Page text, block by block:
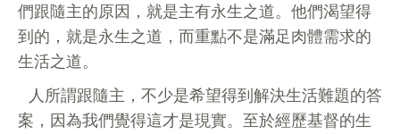
們跟隨主的原因，就是主有永生之道。他們渴望得
到的，就是永生之道，而重點不是滿足肉體需求的
生活之道。
人所謂跟隨主，不少是希望得到解決生活難題的答
案，因為我們覺得這才是現實。至於經歷基督的生